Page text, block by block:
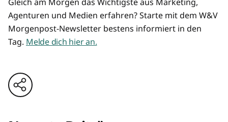
Agenturen und Medien erfahren? Starte mit dem W&V
Morgenpost-Newsletter bestens informiert in den
Tag. Melde dich hier an.